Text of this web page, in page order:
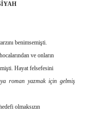
benimsemişti.
ve onların
Hayat felsefesini
roman yazmak için gelmiş
olmaksızın